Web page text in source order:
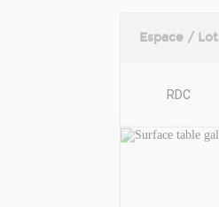
Espace / Lot
RDC